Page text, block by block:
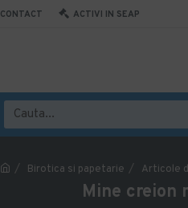
CONTACT ACTIVI IN SEAP
Birotica si papetarie Articole
Mine creion